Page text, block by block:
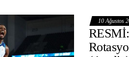
10 Ağustos